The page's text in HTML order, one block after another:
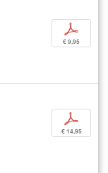
p
€ 9,95
p
€ 14,95